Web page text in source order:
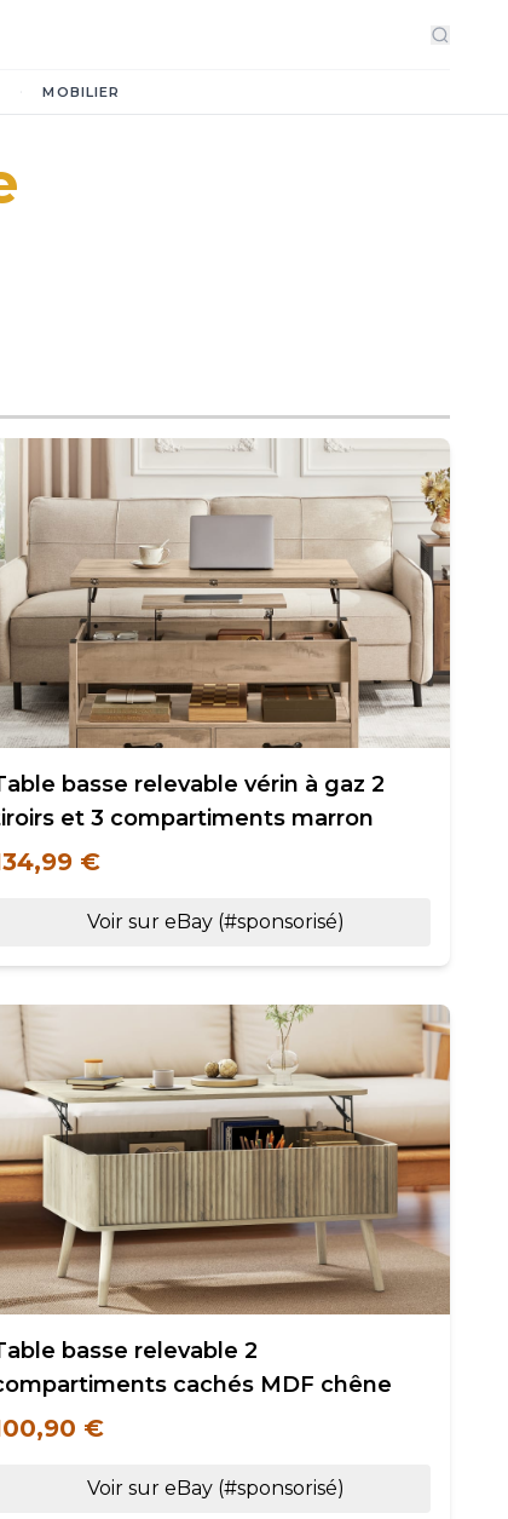
MOBILIER
basse relevable vérin à gaz 2
et 3 compartiments marron
€
Voir sur eBay (#sponsorisé)
basse relevable 2
cachés MDF chêne
€
Voir sur eBay (#sponsorisé)